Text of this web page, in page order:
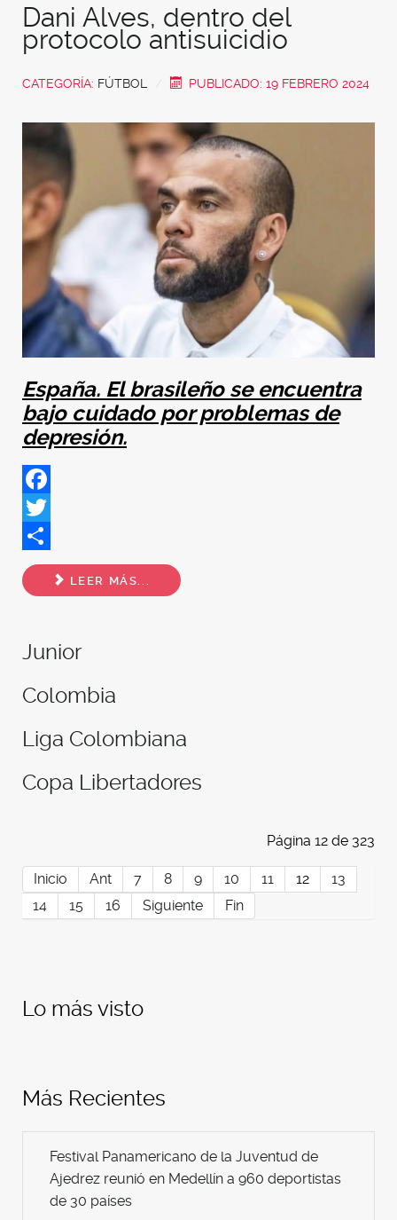
Dani Alves, dentro del
protocolo antisuicidio
CATEGORÍA: FÚTBOL PUBLICADO: 19 FEBRERO 2024
España. El brasileño se encuentra
bajo cuidado por problemas de
depresión.
Facebook
Twitter
Share
LEER MÁS...
Junior
Colombia
Liga Colombiana
Copa Libertadores
Página 12 de 323
Inicio Ant 7 8 9 10 11 12
13
14
15 16 Siguiente Fin
Lo más visto
Más Recientes
Festival Panamericano de la Juventud de
Ajedrez reunió en Medellín a 960 deportistas
de 30 países